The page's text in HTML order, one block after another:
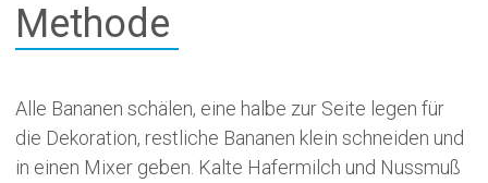
Methode
Alle Bananen schälen, eine halbe zur Seite legen für
die Dekoration, restliche Bananen klein schneiden und
in einen Mixer geben. Kalte Hafermilch und Nussmuß